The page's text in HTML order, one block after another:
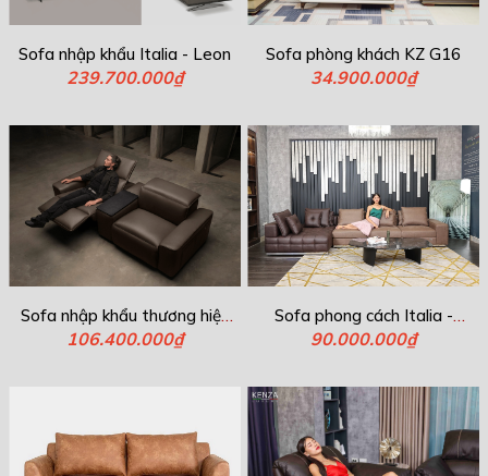
Sofa nhập khẩu Italia - Leon
239.700.000₫
Sofa phòng khách KZ G16
34.900.000₫
Sofa nhập khẩu thương hiệu
Italia- King CLoud
106.400.000₫
Sofa phong cách Italia -
Laurance
90.000.000₫